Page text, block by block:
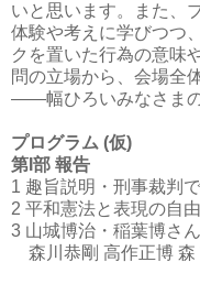
いと思います。また、
体験や考えに学びつつ
クを置いた行為の意味
問の立場から、会場全
――幅ひろいみなさま
プログラム (仮)
第I部 報告
1 趣旨説明・刑事裁判
2 平和憲法と表現の自
3 山城博治・稲葉博さ
森川恭剛 高作正博 森